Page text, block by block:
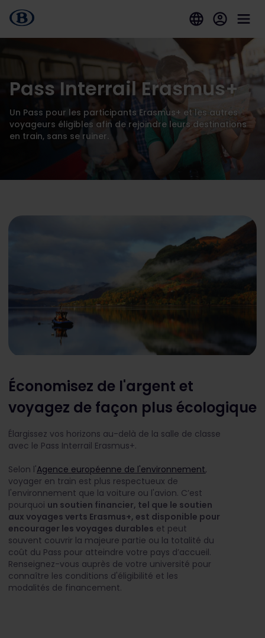
Pass Interrail Erasmus+
Un Pass pour les participants Erasmus+ et les autres
voyageurs éligibles afin de rejoindre leurs destinations
en train, sans se ruiner.
Économisez de l'argent et
voyagez de façon plus écologique
Élargissez vos horizons au-delà de la salle de classe
avec le Pass Interrail Erasmus+.
Selon l'Agence européenne de l'environnement,
voyager en train est plus respectueux de
l'environnement que la voiture ou l'avion. C’est
pourquoi un soutien financier, tel que le soutien
aux voyages verts Erasmus+, est disponible pour
encourager les voyages durables et peut
souvent couvrir la majeure partie ou la totalité du
coût du Pass pour atteindre votre pays d’accueil.
Renseignez-vous auprès de votre université pour
connaître les conditions d'éligibilité et les
modalités de financement.